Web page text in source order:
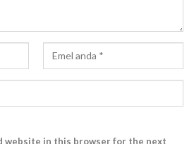
website in this browser for the next